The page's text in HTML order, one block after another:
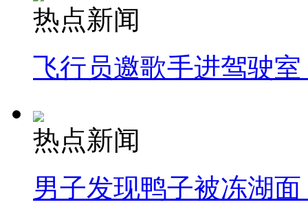
热点新闻
飞行员邀歌手进驾驶
热点新闻
男子发现鸭子被冻湖